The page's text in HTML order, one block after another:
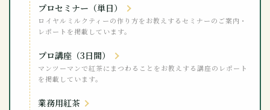
プロセミナー（単日）
ロイヤルミルクティーの作り方をお教えするセミナーのご案内・
レポートを掲載しています。
プロ講座（3日間）
マンツーマンで紅茶にまつわることをお教えする講座のレポート
を掲載しています。
業務用紅茶